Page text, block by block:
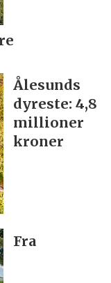
Ålesunds
dyreste: 4,8
millioner
kroner
Fra